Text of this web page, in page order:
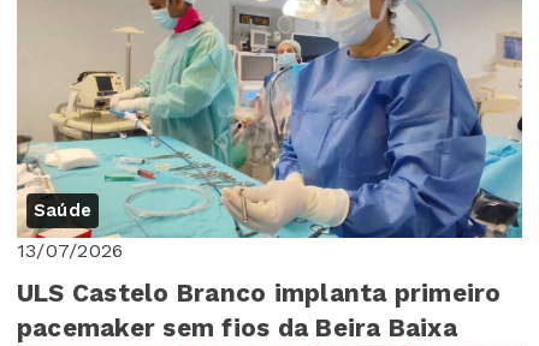
Saúde
13/07/2026
ULS Castelo Branco implanta primeiro
pacemaker sem fios da Beira Baixa